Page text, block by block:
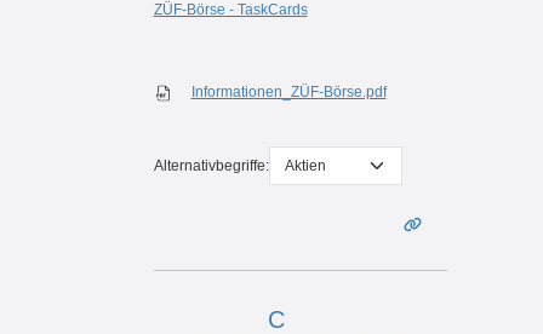
ZÜF-Börse - TaskCards
Informationen_ZÜF-Börse.pdf
Alternativbegriffe:
C